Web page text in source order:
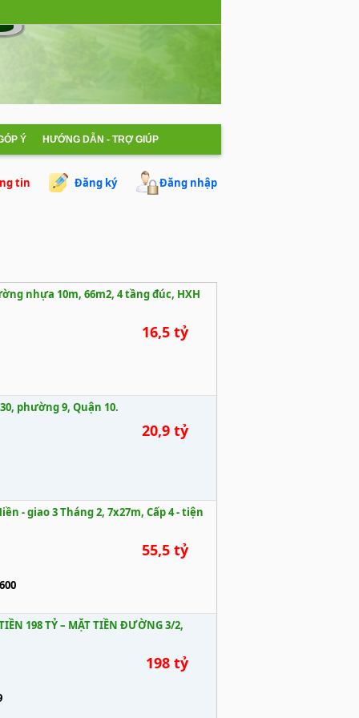
Ý HƯỚNG DẪN - TRỢ GIÚP
tin Đăng ký Đăng nhập
nhựa 10m, 66m2, 4 tầng đúc, HXH
16,5 tỷ
30, phường 9, Quận 10.
20,9 tỷ
- giao 3 Tháng 2, 7x27m, Cấp 4 - tiện
55,5 tỷ
198 TỶ – MẶT TIỀN ĐƯỜNG 3/2,
198 tỷ